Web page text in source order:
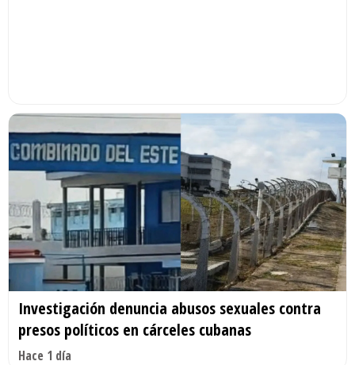
Investigación denuncia abusos sexuales contra
presos políticos en cárceles cubanas
Hace 1 día